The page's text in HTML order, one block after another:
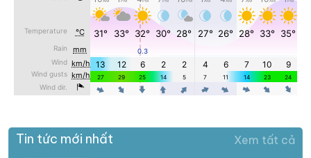
Tin tức mới nhất Xem tất cả